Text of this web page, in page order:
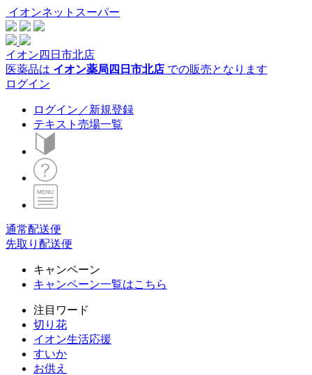
イオンネットスーパー
イオン四日市北店
医薬品は イオン薬局四日市北店 での販売となります
ログイン
ログイン／新規登録
テキスト売場一覧
通常配送便
先取り配送便
キャンペーン
キャンペーン一覧はこちら
注目ワード
切り花
イオン生活応援
すいか
お供え